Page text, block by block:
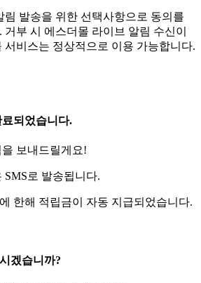
발송을 위한 선택사항으로 동의를
부 시 에스더몰 라이브 알림 수신이
서비스는 정상적으로 이용 가능합니다.
되었습니다.
보내드릴게요!
로 발송됩니다.
한해 적립금이 자동 지급되었습니다.
겠습니까?